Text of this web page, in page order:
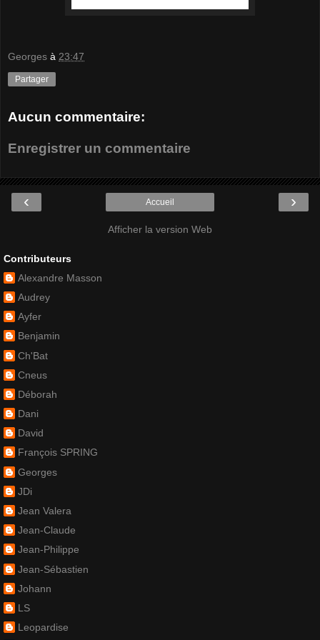
Georges à 23:47
Partager
Aucun commentaire:
Enregistrer un commentaire
‹ ›
Accueil
Afficher la version Web
Contributeurs
Alexandre Masson
Audrey
Ayfer
Benjamin
Ch'Bat
Cneus
Déborah
Dani
David
François SPRING
Georges
JDi
Jean Valera
Jean-Claude
Jean-Philippe
Jean-Sébastien
Johann
LS
Leopardise